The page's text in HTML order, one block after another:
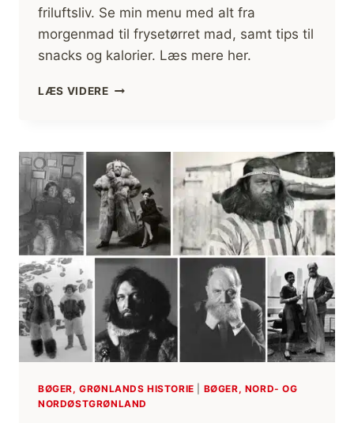
friluftsliv. Se min menu med alt fra
morgenmad til frysetørret mad, samt tips til
snacks og kalorier. Læs mere her.
LÆS VIDERETURMAD,
RÅD
OG
ERFARINGER
MED
MAD
TIL
FRILUFTSLIV
[FIF
OG
RÅD]
BØGER, GRØNLANDS HISTORIE
BØGER, NORD- OG
NORDØSTGRØNLAND